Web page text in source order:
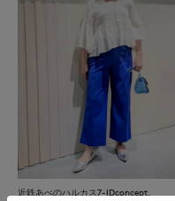
近鉄あべのハルカス7-IDconcept.